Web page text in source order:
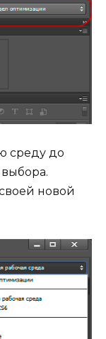
среду до
новой